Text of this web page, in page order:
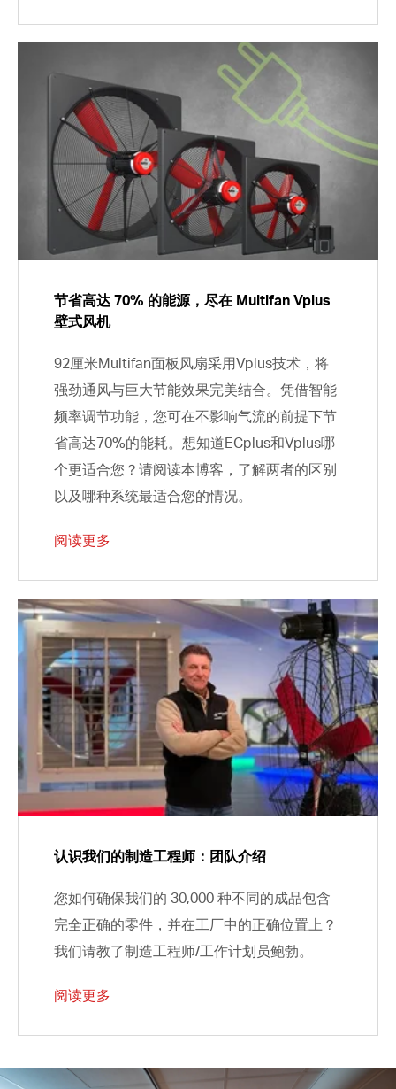
节省高达 70% 的能源，尽在 Multifan Vplus
壁式风机
92厘米Multifan面板风扇采用Vplus技术，将
强劲通风与巨大节能效果完美结合。凭借智能
频率调节功能，您可在不影响气流的前提下节
省高达70%的能耗。想知道ECplus和Vplus哪
个更适合您？请阅读本博客，了解两者的区别
以及哪种系统最适合您的情况。
阅读更多
认识我们的制造工程师：团队介绍
您如何确保我们的 30,000 种不同的成品包含
完全正确的零件，并在工厂中的正确位置上？
我们请教了制造工程师/工作计划员鲍勃。
阅读更多